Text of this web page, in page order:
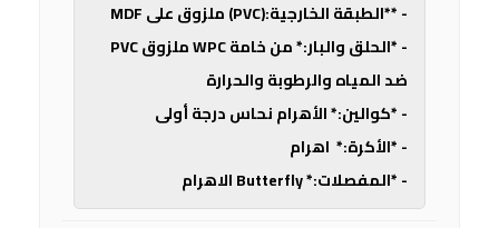
- **الطبقة الخارجية:(PVC) ملزوق على MDF
- *الحلق والبار:* من خامة WPC ملزوق PVC
ضد المياه والرطوبة والحرارة
- *كوالين:* الأهرام نحاس درجة أولى
- *الأكرة:* اهرام
- *المفصلات:* Butterfly الاهرام